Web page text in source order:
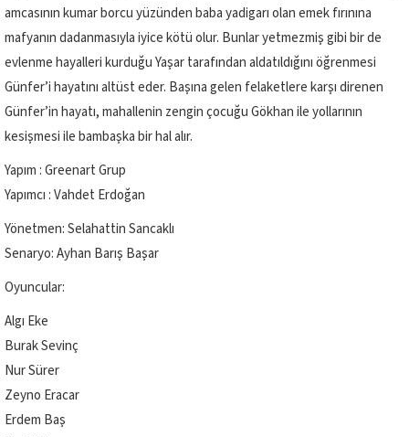
amcasının kumar borcu yüzünden baba yadigarı olan emek fırınına
mafyanın dadanmasıyla iyice kötü olur. Bunlar yetmezmiş gibi bir de
evlenme hayalleri kurduğu Yaşar tarafından aldatıldığını öğrenmesi
Günfer’i hayatını altüst eder. Başına gelen felaketlere karşı direnen
Günfer’in hayatı, mahallenin zengin çocuğu Gökhan ile yollarının
kesişmesi ile bambaşka bir hal alır.
Yapım : Greenart Grup
Yapımcı : Vahdet Erdoğan
Yönetmen: Selahattin Sancaklı
Senaryo: Ayhan Barış Başar
Oyuncular:
Algı Eke
Burak Sevinç
Nur Sürer
Zeyno Eracar
Erdem Baş